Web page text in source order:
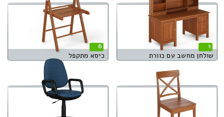
1
שולחן מחשב עם כוורת
6
כיסא מתקפל